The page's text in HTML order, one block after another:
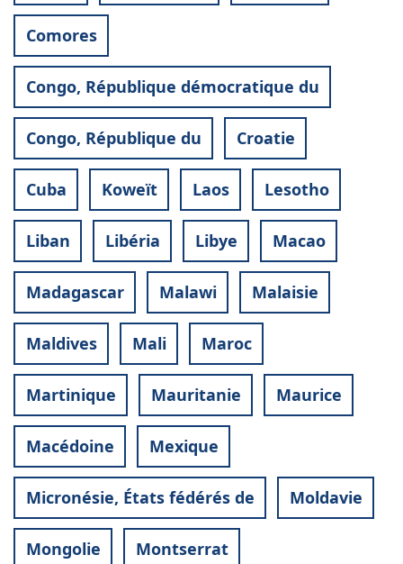
Comores
Congo, République démocratique du
Congo, République du Croatie
Cuba Koweït Laos Lesotho
Liban Libéria Libye Macao
Madagascar Malawi Malaisie
Maldives Mali Maroc
Martinique Mauritanie Maurice
Macédoine Mexique
Micronésie, États fédérés de Moldavie
Mongolie Montserrat